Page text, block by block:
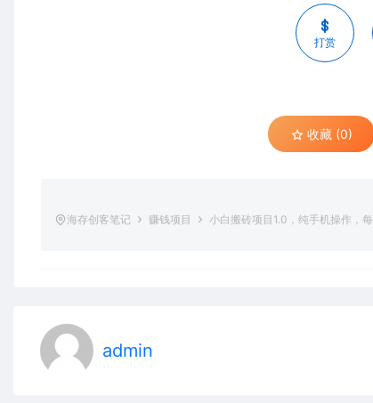
打赏
收藏 (0)
海存创客笔记 赚钱项目 小白搬砖项目1.0，纯手机操作，
admin